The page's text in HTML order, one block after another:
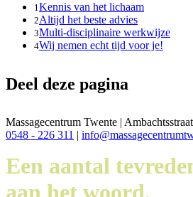
1Kennis van het lichaam
2Altijd het beste advies
3Multi-disciplinaire werkwijze
4Wij nemen echt tijd voor je!
Deel deze pagina
Massagecentrum Twente |
0548 - 226 311 |
Een aantal